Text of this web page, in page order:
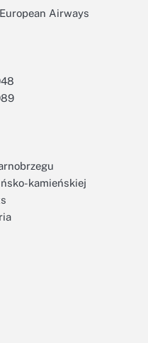
Airways
kamieńskiej